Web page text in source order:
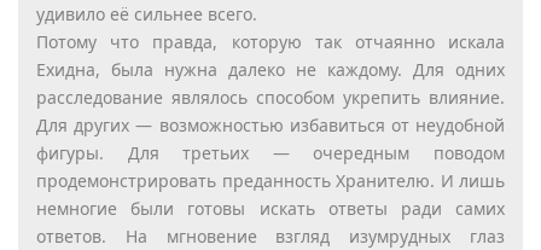
удивило её сильнее всего.
Потому что правда, которую так отчаянно искала
Ехидна, была нужна далеко не каждому. Для одних
расследование являлось способом укрепить влияние.
Для других — возможностью избавиться от неудобной
фигуры. Для третьих — очередным поводом
продемонстрировать преданность Хранителю. И лишь
немногие были готовы искать ответы ради самих
ответов. На мгновение взгляд изумрудных глаз